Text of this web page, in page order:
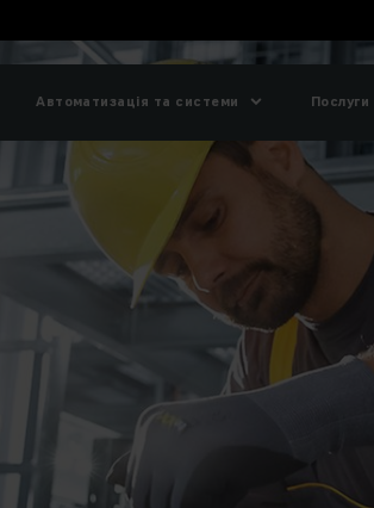
Автоматизація та системи Послуги